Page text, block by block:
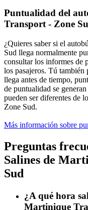
Puntualidad del
Transport - Zone
¿Quieres saber si el
Sud llega normalmente
consultar los informes de
los pasajeros. Tú
llega antes de tiempo,
de puntualidad se
pueden ser diferentes de
Zone Sud.
Más información sobre
Preguntas
Salines de
Sud
¿A qué hora
Martinique